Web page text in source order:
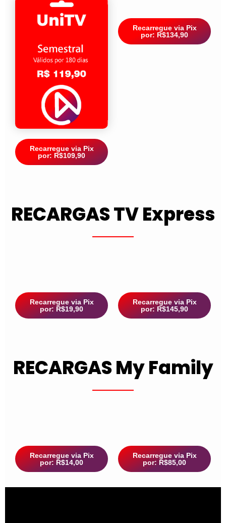
Recarregue via Pix
por: R$109,90
Recarregue via Pix
por: R$134,90
RECARGAS TV Express
Recarregue via Pix
por: R$19,90
Recarregue via Pix
por: R$145,90
RECARGAS My Family
Recarregue via Pix
por: R$14,00
Recarregue via Pix
por: R$85,00